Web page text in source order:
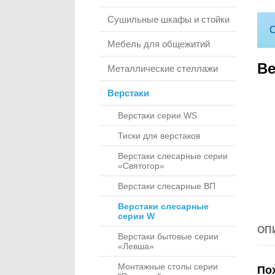
Сушильные шкафы и стойки
Мебель для общежитий
Металлические стеллажи
Верстаки
Верстаки серии WS
Тиски для верстаков
Верстаки слесарные серии
«Святогор»
Верстаки слесарные ВП
Верстаки слесарные
серии W
Верстаки бытовые серии
«Левша»
Монтажные столы серии